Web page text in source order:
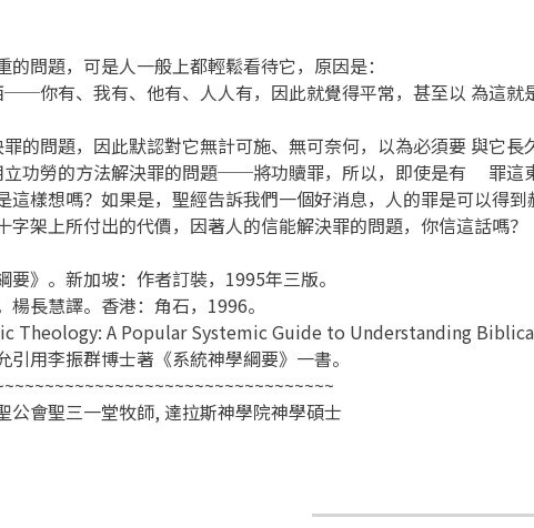
問題，可是人一般上都輕鬆看待它，原因是：
你有、我有、他有、人人有，因此就覺得平常，甚至以 為這就
的問題，因此默認對它無計可施、無可奈何，以為必須要 與它
功勞的方法解決罪的問題──將功贖罪，所以，即使是有 罪這
這樣想嗎？如果是，聖經告訴我們一個好消息，人的罪是可以得
字架上所付出的代價，因著人的信能解決罪的問題，你信這話嗎？
要》。新加坡：作者訂裝，1995年三版。
長慧譯。香港：角石，1996。
Theology: A Popular Systemic Guide to Understanding
引用李振群博士著《系統神學綱要》一書。
公會聖三一堂牧師, 達拉斯神學院神學碩士